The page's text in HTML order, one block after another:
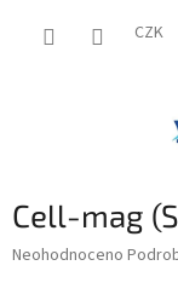
CZK
Cell-mag
Průměrné
Neohodnoceno